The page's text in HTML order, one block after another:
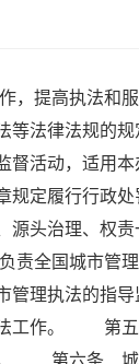
执法和服务
法等法律法
督活动，适
定履行行政处
治理、权责
全国城市管
管理执法的
法工作。 第
。 第六条 城